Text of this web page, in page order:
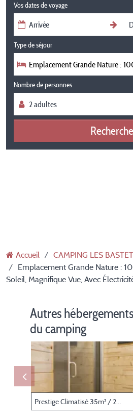
Vos dates de voyage
Type de séjour
Emplacement Grande Nature :
Nombre de personnes
Accueil
CAMPING LES
Emplacement Grande Nature :
Soleil, Magnifique Vue, Avec
Autres
du camping